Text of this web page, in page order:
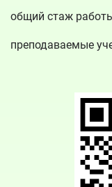
общий стаж
преподаваемые